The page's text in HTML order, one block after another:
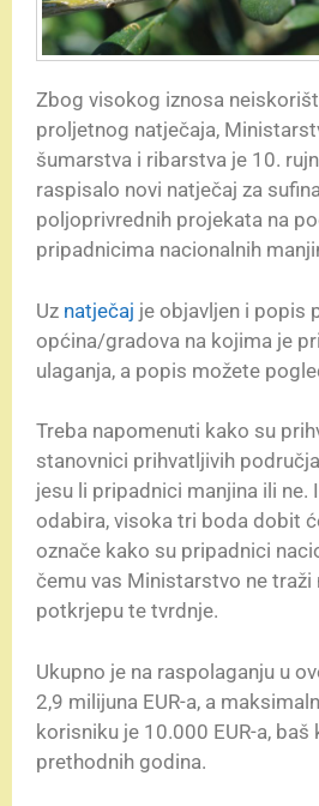
Zbog visokog iznosa
proljetnog natječaja,
šumarstva i ribarstva je 10.
raspisalo novi natječaj za
poljoprivrednih projekata na
pripadnicima nacionalnih
Uz natječaj je objavljen i popis
općina/gradova na kojima je
ulaganja, a popis možete
Treba napomenuti kako su
stanovnici prihvatljivih
jesu li pripadnici manjina ili ne.
odabira, visoka tri boda dobit
označe kako su pripadnici
čemu vas Ministarstvo ne traži
potkrjepu te tvrdnje.
Ukupno je na raspolaganju u
2,9 milijuna EUR-a, a
korisniku je 10.000 EUR-a,
prethodnih godina.